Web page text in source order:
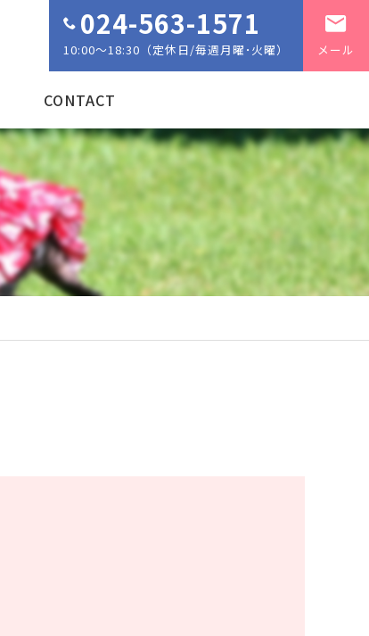
024-563-1571
10:00～18:30（定休日/毎週月曜･火曜） メール
CONTACT